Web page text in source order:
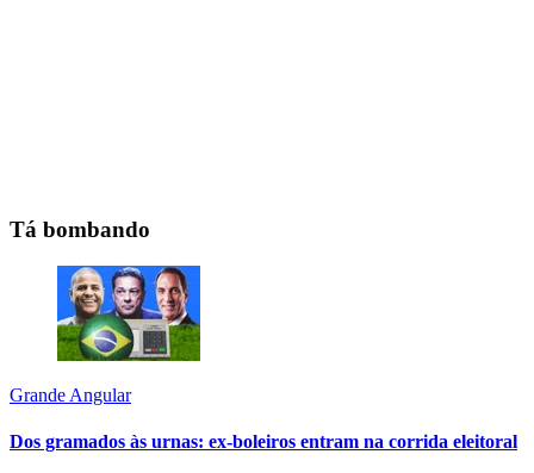
Tá bombando
Grande Angular
Dos gramados às urnas: ex-boleiros entram na corrida eleitoral